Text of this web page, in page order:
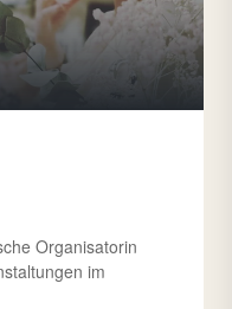
Organisatorin
im